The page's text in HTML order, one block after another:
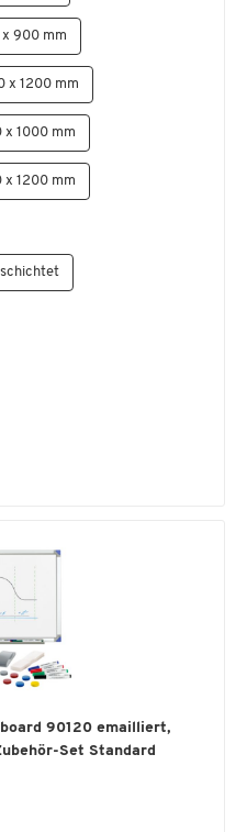
x 900 mm
x 1200 mm
x 1000 mm
x 1200 mm
90120 emailliert,
Set Standard